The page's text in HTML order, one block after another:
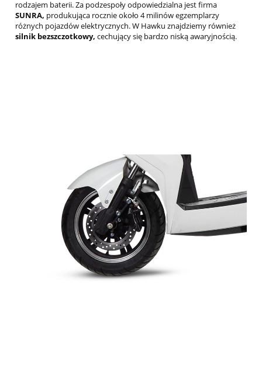
rodzajem baterii. Za podzespoły odpowiedzialna jest firma
SUNRA, produkująca rocznie około 4 milinów egzemplarzy
różnych pojazdów elektrycznych. W Hawku znajdziemy również
silnik bezszczotkowy, cechujący się bardzo niską awaryjnością.